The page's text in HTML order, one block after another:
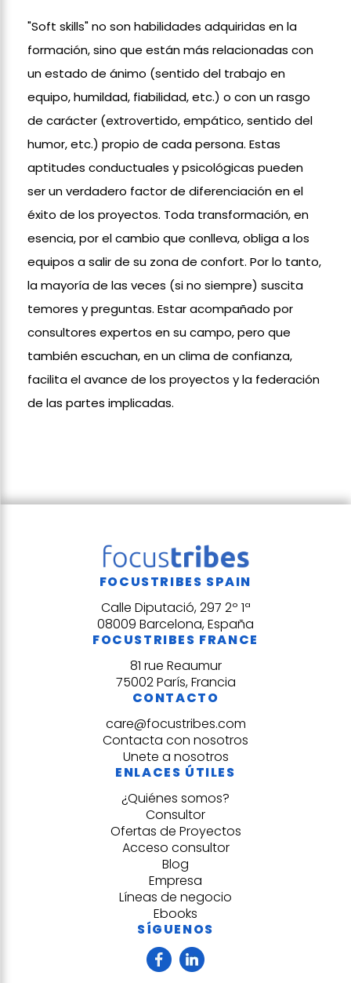
"Soft skills" no son habilidades adquiridas en la
formación, sino que están más relacionadas con
un estado de ánimo (sentido del trabajo en
equipo, humildad, fiabilidad, etc.) o con un rasgo
de carácter (extrovertido, empático, sentido del
humor, etc.) propio de cada persona. Estas
aptitudes conductuales y psicológicas pueden
ser un verdadero factor de diferenciación en el
éxito de los proyectos. Toda transformación, en
esencia, por el cambio que conlleva, obliga a los
equipos a salir de su zona de confort. Por lo tanto,
la mayoría de las veces (si no siempre) suscita
temores y preguntas. Estar acompañado por
consultores expertos en su campo, pero que
también escuchan, en un clima de confianza,
facilita el avance de los proyectos y la federación
de las partes implicadas.
FOCUSTRIBES SPAIN
Calle Diputació, 297 2º 1ª
08009 Barcelona, España
FOCUSTRIBES FRANCE
81 rue Reaumur
75002 París, Francia
CONTACTO
care@focustribes.com
Contacta con nosotros
Unete a nosotros
ENLACES ÚTILES
¿Quiénes somos?
Consultor
Ofertas de Proyectos
Acceso consultor
Blog
Empresa
Líneas de negocio
Ebooks
SÍGUENOS